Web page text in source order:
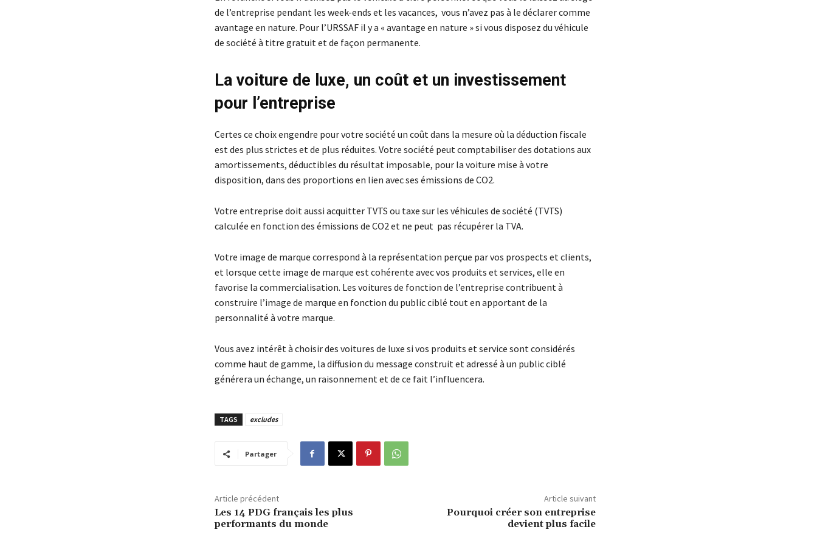
de l’entreprise pendant les week-ends et les vacances, vous n’avez pas à le déclarer comme
avantage en nature. Pour l’URSSAF il y a « avantage en nature » si vous disposez du véhicule
de société à titre gratuit et de façon permanente.
La voiture de luxe, un coût et un investissement
pour l’entreprise
Certes ce choix engendre pour votre société un coût dans la mesure où la déduction fiscale
est des plus strictes et de plus réduites. Votre société peut comptabiliser des dotations aux
amortissements, déductibles du résultat imposable, pour la voiture mise à votre
disposition, dans des proportions en lien avec ses émissions de CO2.
Votre entreprise doit aussi acquitter TVTS ou taxe sur les véhicules de société (TVTS)
calculée en fonction des émissions de CO2 et ne peut pas récupérer la TVA.
Votre image de marque correspond à la représentation perçue par vos prospects et clients,
et lorsque cette image de marque est cohérente avec vos produits et services, elle en
favorise la commercialisation. Les voitures de fonction de l’entreprise contribuent à
construire l’image de marque en fonction du public ciblé tout en apportant de la
personnalité à votre marque.
Vous avez intérêt à choisir des voitures de luxe si vos produits et service sont considérés
comme haut de gamme, la diffusion du message construit et adressé à un public ciblé
générera un échange, un raisonnement et de ce fait l’influencera.
TAGS excludes
Partager
Article précédent
Les 14 PDG français les plus
performants du monde
Article suivant
Pourquoi créer son entreprise
devient plus facile